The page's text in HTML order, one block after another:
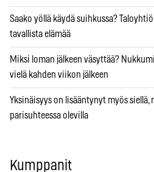
Saako yöllä käydä suihkussa?
tavallista elämää
Miksi loman jälkeen väsyttää?
vielä kahden viikon jälkeen
Yksinäisyys on lisääntynyt myös siellä,
parisuhteessa olevilla
Kumppanit